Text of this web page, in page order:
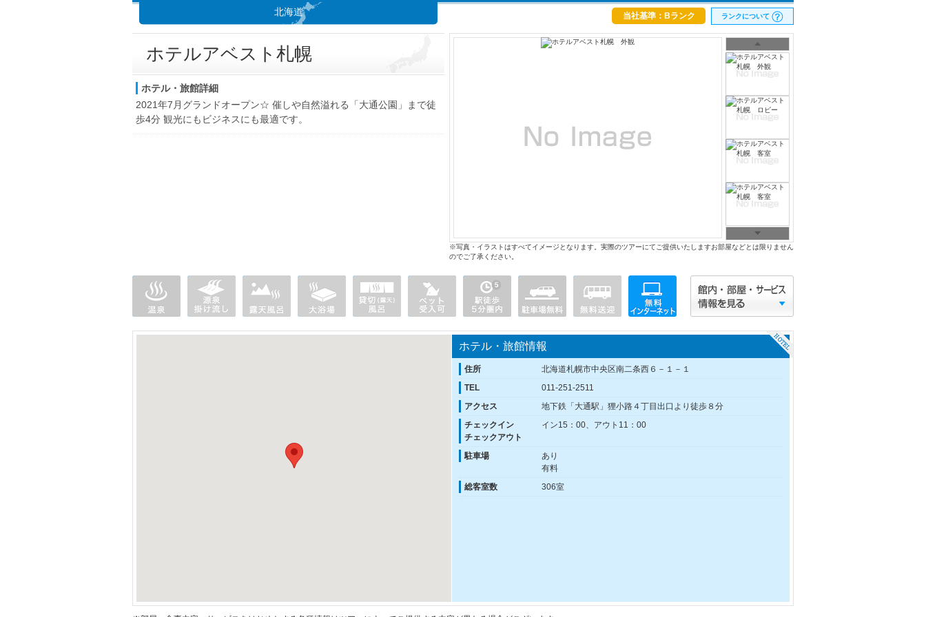
北海道 当社基準：Bランク ランクについて
ホテルアベスト札幌
ホテル・旅館詳細
2021年7月グランドオープン☆ 催しや自然溢れる「大通公園」まで徒
歩4分 観光にもビジネスにも最適です。
※写真・イラストはすべてイメージとなります。実際のツアーにてご提供いたしますお部屋などとは限りません
のでご了承ください。
ホテル・旅館情報
住所
北海道札幌市中央区南二条西６－１－１
TEL
011-251-2511
アクセス
地下鉄「大通駅」狸小路４丁目出口より徒歩８分
チェックイン
チェックアウト
イン15：00、アウト11：00
駐車場
あり
有料
総客室数
306室